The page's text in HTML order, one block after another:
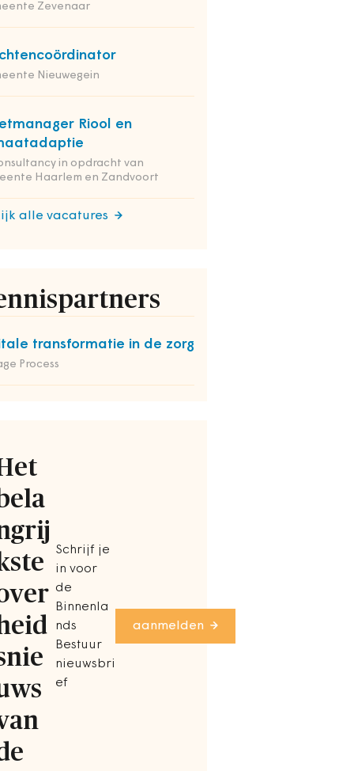
Zevenaar
Nieuwegein
Riool en
in opdracht van
Haarlem en Zandvoort
alle vacatures
transformatie in de zorg
Process
Schrijf je
in voor
de
Binnenla
nds
Bestuur
nieuwsbri
ef
aanmelden